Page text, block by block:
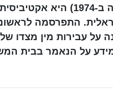
כנרת בראשי (נולדה ב-
התפרסמה
על עבירות מין מצדו
על הנאמר בבית